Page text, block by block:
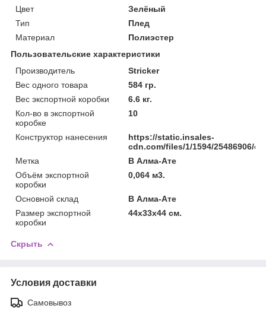
Цвет
Зелёный
Тип
Плед
Материал
Полиэстер
Пользовательские характеристики
Производитель
Stricker
Вес одного товара
584 гр.
Вес экспортной коробки
6.6 кг.
Кол-во в экспортной
коробке
10
Конструктор нанесения
https://static.insales-
cdn.com/files/1/1594/25486906/
Метка
В Алма-Ате
Объём экспортной
коробки
0,064 м3.
Основной склад
В Алма-Ате
Размер экспортной
коробки
44x33x44 см.
Скрыть
Условия доставки
Самовывоз